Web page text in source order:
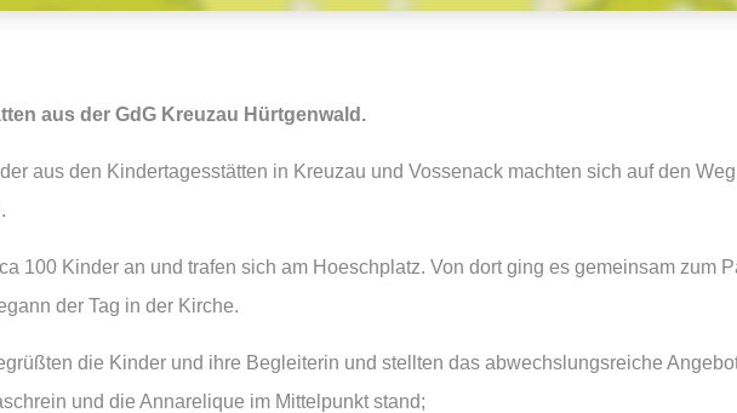
aus der GdG Kreuzau Hürtgenwald.
aus den Kindertagesstätten in Kreuzau und Vossenack machten sich auf den
100 Kinder an und trafen sich am Hoeschplatz. Von dort ging es gemeinsam zum
der Tag in der Kirche.
die Kinder und ihre Begleiterin und stellten das abwechslungsreiche
und die Annarelique im Mittelpunkt stand;